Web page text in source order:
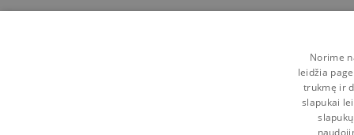
Norime
leidžia
trukmę ir
slapukai